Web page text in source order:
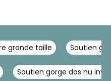
grande taille Soutien
Soutien gorge dos nu